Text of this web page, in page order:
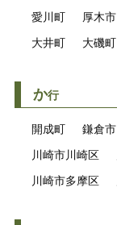
愛川町 厚木市
大井町
大磯町
か行
開成町 鎌倉市
川崎市川崎区
川崎市多摩区